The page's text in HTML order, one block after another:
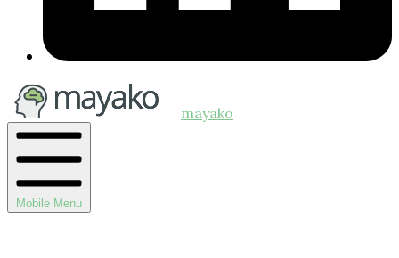
mayako
Mobile Menu